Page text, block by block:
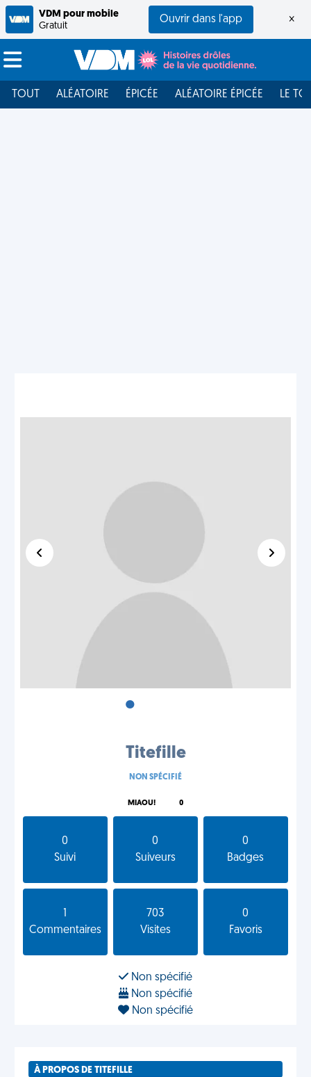
VDM pour mobile
Gratuit
Ouvrir dans l'app ×
TOUT ALÉATOIRE ÉPICÉE ALÉATOIRE ÉPICÉE LE
•
Titefille
NON SPÉCIFIÉ
MIAOU! 0
0
Suivi
0
Suiveurs
0
Badges
Commentaires
703
Visites
0
Favoris
Non spécifié
Non spécifié
Non spécifié
À PROPOS DE TITEFILLE